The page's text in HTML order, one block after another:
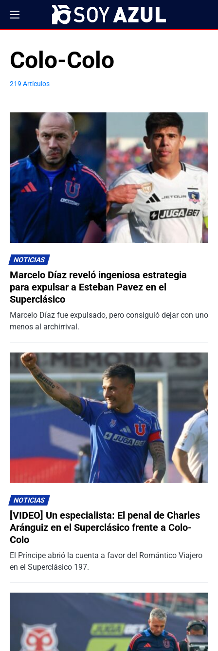
Colo-Colo
219 Artículos
NOTICIAS
Marcelo Díaz reveló ingeniosa estrategia
para expulsar a Esteban Pavez en el
Superclásico
Marcelo Díaz fue expulsado, pero consiguió dejar con uno
menos al archirrival.
NOTICIAS
[VIDEO] Un especialista: El penal de Charles
Aránguiz en el Superclásico frente a Colo-
Colo
El Príncipe abrió la cuenta a favor del Romántico Viajero
en el Superclásico 197.